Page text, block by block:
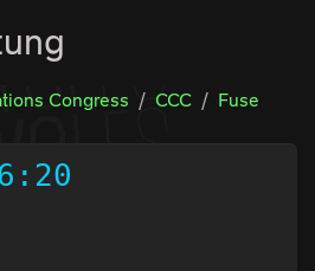
Congress CCC Fuse